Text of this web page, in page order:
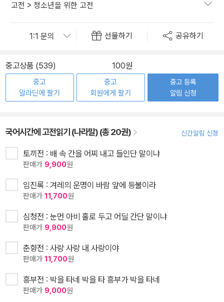
고전 > 청소년을 위한 고전
선물하기 공유하기
중고상품 (539) 100원
중고
알라딘에 팔기
중고
회원에게 팔기
중고 등록
알림 신청
국어시간에 고전읽기 (나라말) (총 20권) 신간알림 신청
토끼전 : 배 속 간을 어찌 내고 들인단 말이냐
판매가 9,900원
임진록 : 겨레의 운명이 바람 앞에 등불이라
판매가 11,700원
심청전 : 눈먼 아비 홀로 두고 어딜 간단 말이냐
판매가 9,900원
춘향전 : 사랑 사랑 내 사랑이야
판매가 11,700원
흥부전 : 박을 타네 박을 타 흥부가 박을 타네
판매가 9,000원